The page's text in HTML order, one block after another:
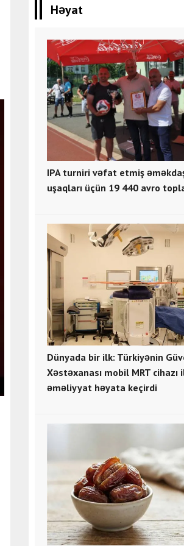
Həyat
IPA turniri vəfat etmiş
uşaqları üçün 19 440 avro
Dünyada bir ilk: Türkiyənin
Xəstəxanası mobil MRT cihazı
əməliyyat həyata keçirdi